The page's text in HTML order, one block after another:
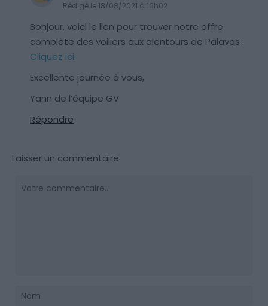
Rédigé le 18/08/2021 à 16h02
Bonjour, voici le lien pour trouver notre offre
complète des voiliers aux alentours de Palavas :
Cliquez ici.
Excellente journée à vous,
Yann de l’équipe GV
Répondre
Laisser un commentaire